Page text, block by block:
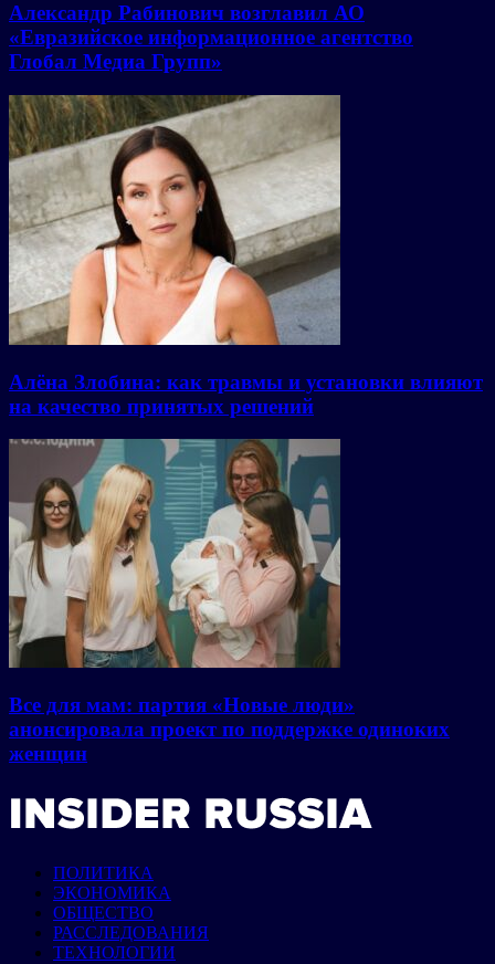
Александр Рабинович возглавил АО
«Евразийское информационное агентство
Глобал Медиа Групп»
Алёна Злобина: как травмы и установки влияют
на качество принятых решений
Все для мам: партия «Новые люди»
анонсировала проект по поддержке одиноких
женщин
ПОЛИТИКА
ЭКОНОМИКА
ОБЩЕСТВО
РАССЛЕДОВАНИЯ
ТЕХНОЛОГИИ